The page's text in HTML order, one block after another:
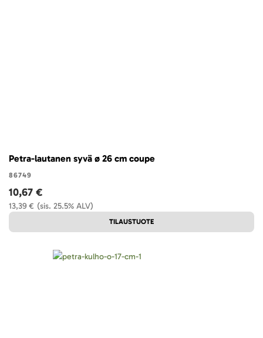
Petra-lautanen syvä ø 26 cm coupe
86749
(sis. 25.5% ALV)
13,39 €
10,67 €
TILAUSTUOTE